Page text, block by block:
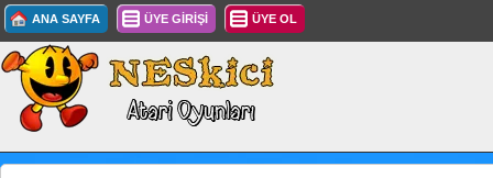
ANA SAYFA ÜYE GİRİŞİ ÜYE OL